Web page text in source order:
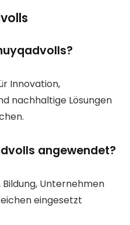
Innovation,
nachhaltige Lösungen
angewendet?
Bildung, Unternehmen
eingesetzt